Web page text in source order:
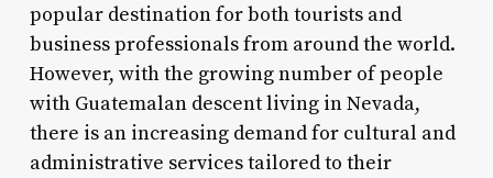
popular destination for both tourists and
business professionals from around the world.
However, with the growing number of people
with Guatemalan descent living in Nevada,
there is an increasing demand for cultural and
administrative services tailored to their